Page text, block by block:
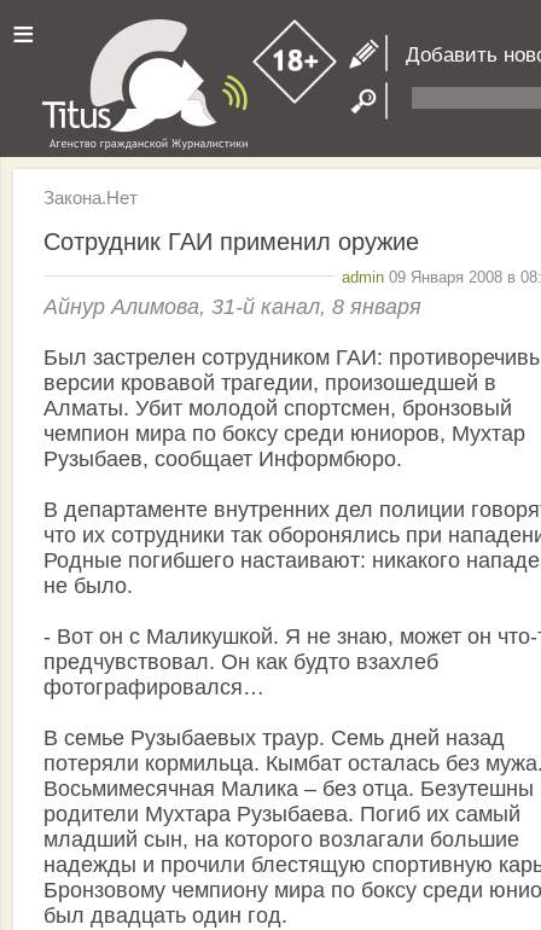
≡ Добавить
Закона.Нет
Сотрудник ГАИ применил оружие
admin 09 Января 2008 в
Айнур Алимова, 31-й канал, 8 января
Был застрелен сотрудником ГАИ:
версии кровавой трагедии, произошедшей в
Алматы. Убит молодой спортсмен, бронзовый
чемпион мира по боксу среди юниоров, Мухтар
Рузыбаев, сообщает Информбюро.
В департаменте внутренних дел полиции
что их сотрудники так оборонялись при
Родные погибшего настаивают: никакого
не было.
- Вот он с Маликушкой. Я не знаю, может он что-
предчувствовал. Он как будто взахлеб
фотографировался…
В семье Рузыбаевых траур. Семь дней назад
потеряли кормильца. Кымбат осталась без
Восьмимесячная Малика – без отца. Безутешны
родители Мухтара Рузыбаева. Погиб их самый
младший сын, на которого возлагали большие
надежды и прочили блестящую спортивную
Бронзовому чемпиону мира по боксу среди
был двадцать один год.